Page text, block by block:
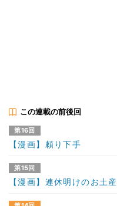
この連載の前後回
第16回
【漫画】頼り下手
第15回
【漫画】連休明けのお土産